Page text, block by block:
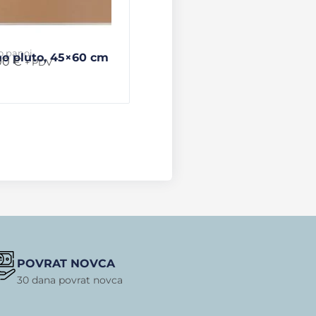
panoi
pluto, 45×60 cm
€ + PDV
POVRAT NOVCA
30 dana povrat novca